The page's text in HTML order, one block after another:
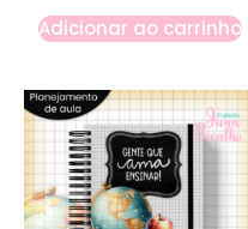
Adicionar ao carrinho